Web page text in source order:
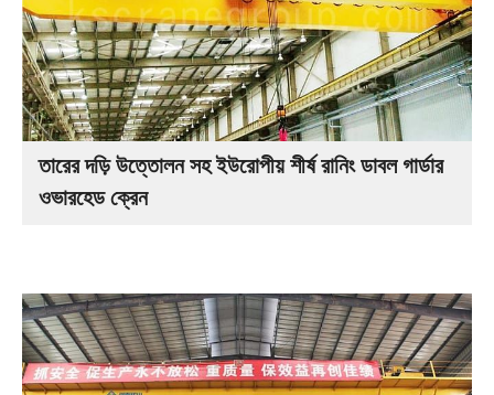
তারের দড়ি উত্তোলন সহ ইউরোপীয় শীর্ষ রানিং ডাবল গার্ডার
ওভারহেড ক্রেন